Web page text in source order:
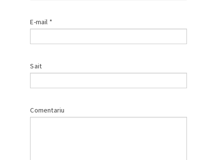
E-mail *
Sait
Comentariu